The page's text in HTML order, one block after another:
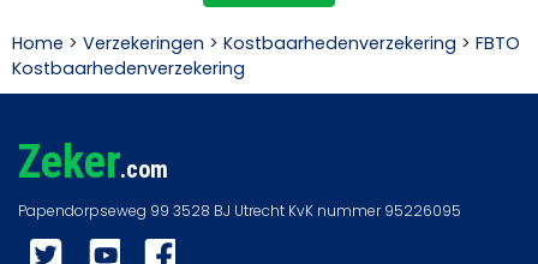
Home > Verzekeringen > Kostbaarhedenverzekering > FBTO
Kostbaarhedenverzekering
Zeker.com
Twitter YouTube